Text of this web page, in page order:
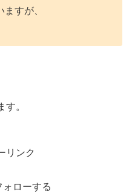
すが、
。
リンク
ローする